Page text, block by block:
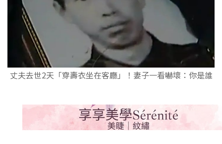
丈夫去世2天「穿壽衣坐在客廳」！妻子一看嚇壞：你是誰